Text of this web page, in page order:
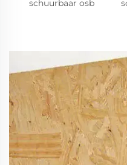
schuurbaar osb